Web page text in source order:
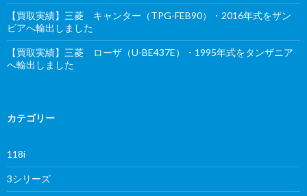
【買取実績】三菱 キャンター（TPG-FEB90）・2016年式をザン
ビアへ輸出しました
【買取実績】三菱 ローザ（U-BE437E）・1995年式をタンザニア
へ輸出しました
カテゴリー
118i
3シリーズ